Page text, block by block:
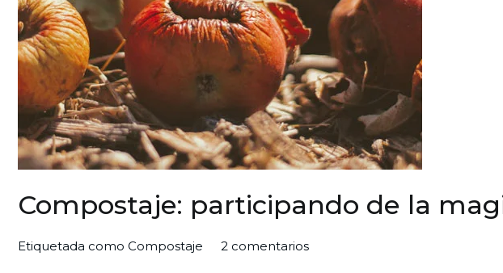
Compostaje: participando de la
Por
Publicada
Publicada
Etiquetada como Compostaje 2 comentariosen